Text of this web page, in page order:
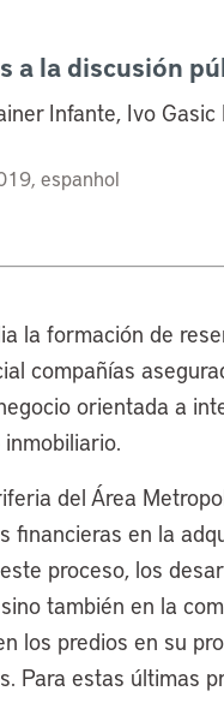
a la discusión
Infante, Ivo
espanhol
la formación de
compañías
orientada a
del Área
financieras en la
proceso, los
también en la
los predios en su
Para estas últimas